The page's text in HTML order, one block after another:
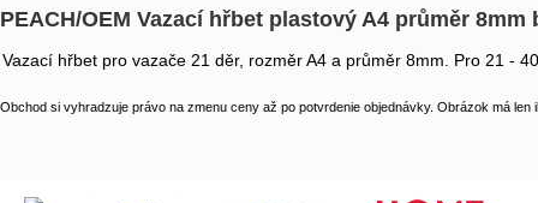
PEACH/OEM Vazací hřbet plastový A4 průměr
Vazací hřbet pro vazače 21 děr, rozměr A4 a průměr 8mm. Pro 21 -
Obchod si vyhradzuje právo na zmenu ceny až po potvrdenie objednávky. Obrázok má len